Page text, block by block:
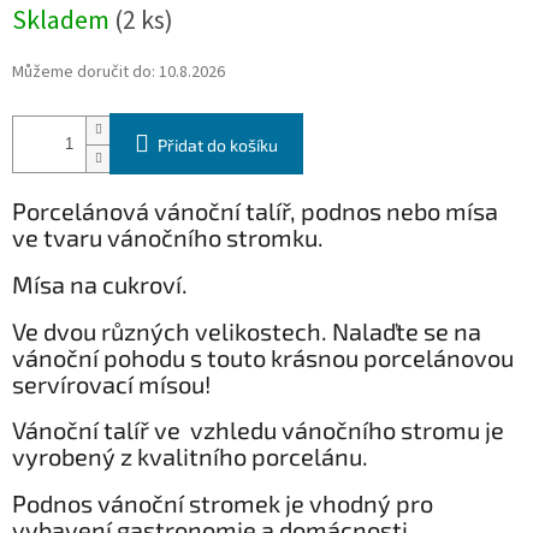
cena:
Skladem (2 ks)
Můžeme doručit do: 10.8.2026
Přidat do košíku
Porcelánová vánoční talíř, podnos nebo mísa
ve tvaru vánočního stromku.
Mísa na cukroví.
Ve dvou různých velikostech. Nalaďte se na
vánoční pohodu s touto krásnou porcelánovou
servírovací mísou!
Vánoční talíř ve vzhledu vánočního stromu je
vyrobený z kvalitního porcelánu.
Podnos vánoční stromek je vhodný pro